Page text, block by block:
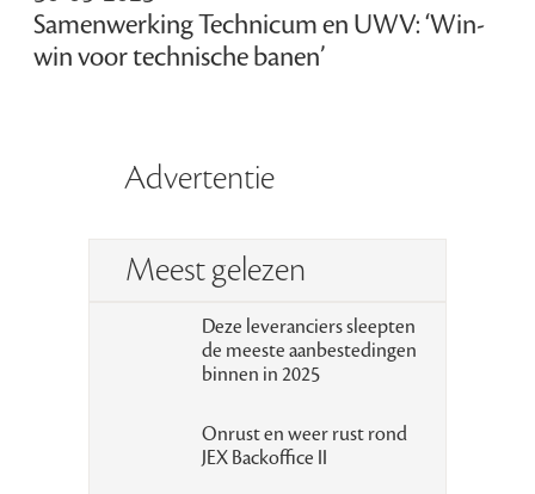
Samenwerking Technicum en UWV: ‘Win-
win voor technische banen’
Advertentie
Meest gelezen
Deze leveranciers sleepten
de meeste aanbestedingen
binnen in 2025
Onrust en weer rust rond
JEX Backoffice II